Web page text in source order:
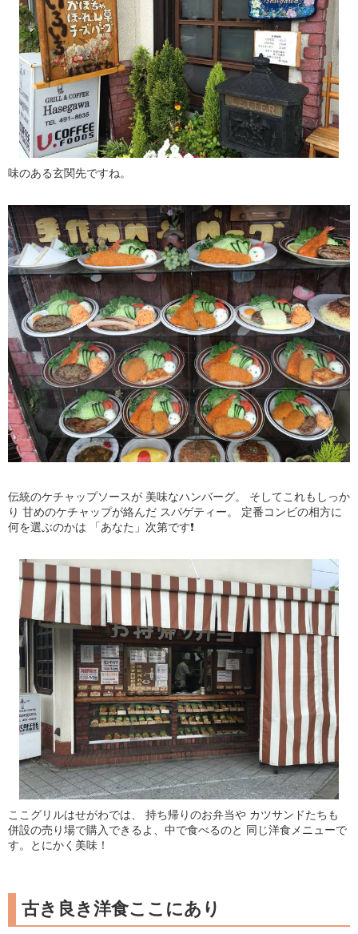
味のある玄関先ですね。
伝統のケチャップソースが 美味なハンバーグ。 そしてこれもしっか
り 甘めのケチャップが絡んだ スパゲティー。 定番コンビの相方に
何を選ぶのかは 「あなた」次第です❗
ここグリルはせがわでは、 持ち帰りのお弁当や カツサンドたちも
併設の売り場で購入できるよ、中で食べるのと 同じ洋食メニューで
す。とにかく美味！
古き良き洋食ここにあり